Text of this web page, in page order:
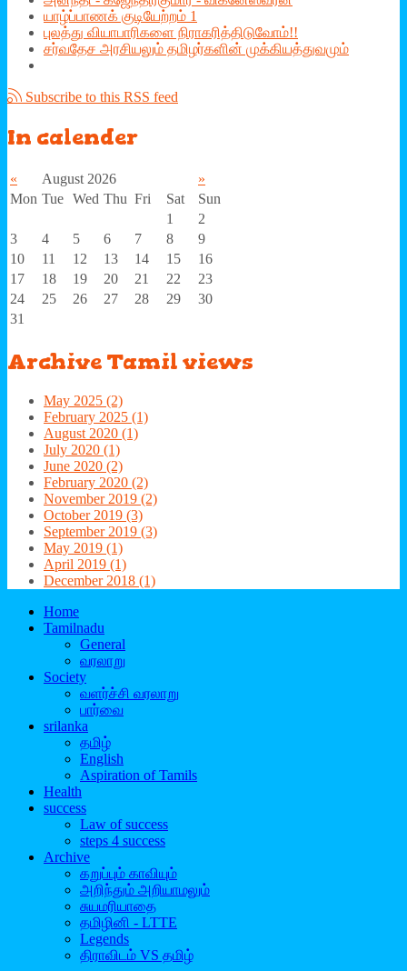
யாழ்ப்பாணக் குடியேற்றம் 1
புலத்து வியாபாரிகளை நிராகரித்திடுவோம்!!
சர்வதேச அரசியலும் தமிழர்களின் முக்கியத்துவமும்
Subscribe to this RSS feed
In calender
« August 2026
»
Mon Tue Wed Thu Fri Sat
Sun
1
2
3
4 5 6 7 8
9
10
11 12 13 14 15
16
17
18 19 20 21 22
23
24
25 26 27 28 29
30
31
Archive Tamil views
May 2025 (2)
February 2025 (1)
August 2020 (1)
July 2020 (1)
June 2020 (2)
February 2020 (2)
November 2019 (2)
October 2019 (3)
September 2019 (3)
May 2019 (1)
April 2019 (1)
December 2018 (1)
Home
Tamilnadu
General
வரலாறு
Society
வளர்ச்சி வரலாறு
பார்வை
srilanka
தமிழ்
English
Aspiration of Tamils
Health
success
Law of success
steps 4 success
Archive
கறுப்பும் காவியும்
அறிந்தும் அறியாமலும்
சுயமரியாதை
தமிழினி - LTTE
Legends
திராவிடம் VS தமிழ்